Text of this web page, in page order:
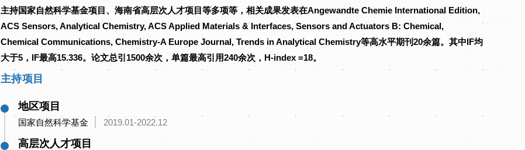
主持国家自然科学基金项目、海南省高层次人才项目等多项等，相关成果发表在Angewandte Chemie International Edition,
ACS Sensors, Analytical Chemistry, ACS Applied Materials & Interfaces, Sensors and Actuators B: Chemical,
Chemical Communications, Chemistry-A Europe Journal, Trends in Analytical Chemistry等高水平期刊20余篇。其中IF均
大于5，IF最高15.336。论文总引1500余次，单篇最高引用240余次，H-index =18。
主持项目
地区项目
国家自然科学基金 2019.01-2022.12
高层次人才项目